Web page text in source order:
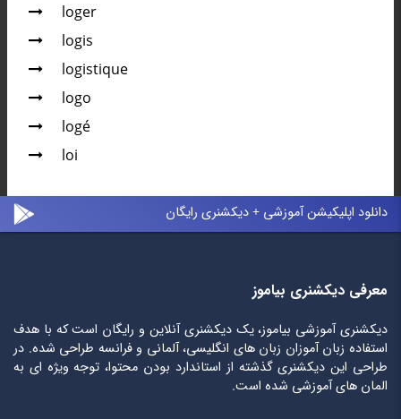
loger
logis
logistique
logo
logé
loi
دانلود اپلیکیشن آموزشی + دیکشنری رایگان
معرفی دیکشنری بیاموز
دیکشنری آموزشی بیاموز، یک دیکشنری آنلاین و رایگان است که با هدف
استفاده زبان آموزان زبان های انگلیسی، آلمانی و فرانسه طراحی شده. در
طراحی این دیکشنری گذشته از استاندارد بودن محتوا، توجه ویژه ای به
المان های آموزشی شده است.